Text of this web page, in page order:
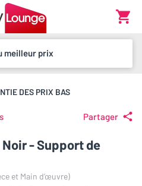
meilleur prix
DES PRIX BAS
Partager
Noir - Support de
et Main d’œuvre)